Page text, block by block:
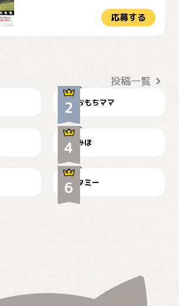
応募する
投稿一覧
おもちママ
見てるぞぉ
みほ
ドーベルマンのお友達邸に
て
タミー